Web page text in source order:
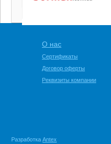
О нас
Сертификаты
Договор оферты
Реквизиты компании
Разработка Antex